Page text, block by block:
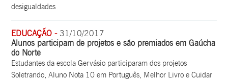
desigualdades
EDUCAÇÃO -31/10/2017
Alunos participam de projetos e são premiados em Gaúcha
do Norte
Estudantes da escola Gervásio participaram dos projetos
Soletrando, Aluno Nota 10 em Português, Melhor Livro e Cuidar